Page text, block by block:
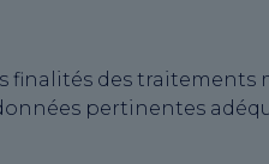
finalités des traitements
pertinentes